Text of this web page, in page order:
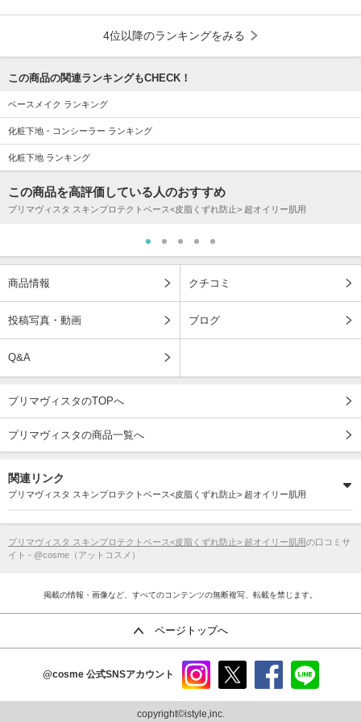
4位以降のランキングをみる
この商品の関連ランキングもCHECK！
ベースメイク ランキング
化粧下地・コンシーラー ランキング
化粧下地 ランキング
この商品を高評価している人のおすすめ
プリマヴィスタ スキンプロテクトベース<皮脂くずれ防止> 超オイリー肌用
商品情報 クチコミ
投稿写真・動画 ブログ
Q&A
プリマヴィスタのTOPへ
プリマヴィスタの商品一覧へ
関連リンク
プリマヴィスタ スキンプロテクトベース<皮脂くずれ防止> 超オイリー肌用
プリマヴィスタ スキンプロテクトベース<皮脂くずれ防止> 超オイリー肌用の口コミサ
イト - @cosme（アットコスメ）
掲載の情報・画像など、すべてのコンテンツの無断複写、転載を禁じます。
ページトップへ
@cosme 公式SNSアカウント
ram
copyright©istyle,inc.